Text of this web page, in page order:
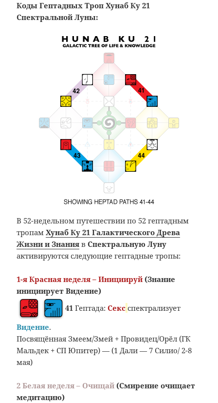
Коды Гептадных Троп Хунаб Ку 21
Спектральной Луны:
В 52-недельном путешествии по 52 гептадным
тропам Хунаб Ку 21 Галактического Древа
Жизни и Знания вСпектральную Луну
активируются следующие гептадные тропы:
1-я Красная неделя – Инициируй (Знание
инициирует Видение)
41 Гептада: Секс спектрализует
Видение.
Посвящённая Змеем/Змей + Провидец/Орёл (ГК
Мальдек + СП Юпитер) — (1 Дали — 7 Силио/ 2-8
мая)
2 Белая неделя – Очищай (Смирение очищает
медитацию)